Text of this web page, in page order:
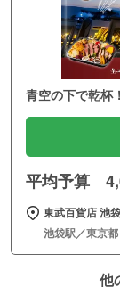
青空の下で乾杯
平均予算
東武百貨店 池
池袋駅／東京都
他